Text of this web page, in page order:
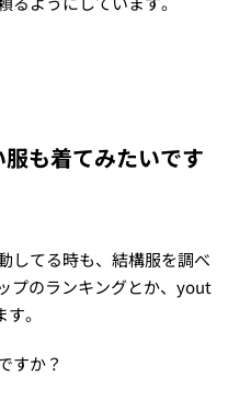
も着てみたいです
てる時も、結構服を調べ
プのランキングとか、yout
。
すか？